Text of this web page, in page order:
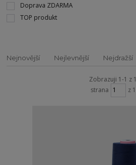
Doprava ZDARMA
TOP produkt
Nejnovější Nejlevnější Nejdražší
Zobrazuji 1-1 z 1
strana
z 1